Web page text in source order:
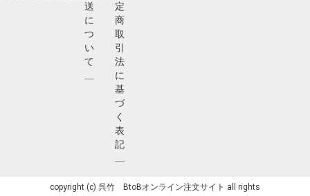
送
に
つ
い
て
定
商
取
引
法
に
基
づ
く
表
記
copyright (c) 呉竹 BtoBオンライン注文サイト all rights